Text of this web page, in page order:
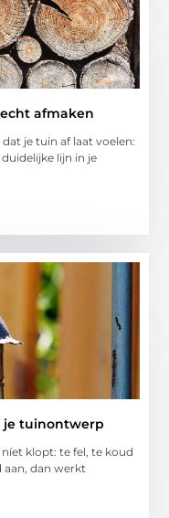
afmaken
je tuin af laat voelen:
lijn in je
je tuinontwerp
klopt: te fel, te koud
aan, dan werkt